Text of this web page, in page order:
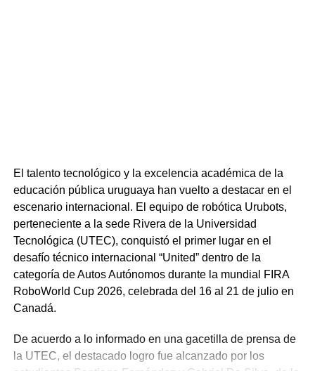
El talento tecnológico y la excelencia académica de la
educación pública uruguaya han vuelto a destacar en el
escenario internacional. El equipo de robótica Urubots,
perteneciente a la sede Rivera de la Universidad
Tecnológica (UTEC), conquistó el primer lugar en el
desafío técnico internacional “United” dentro de la
categoría de Autos Autónomos durante la mundial FIRA
RoboWorld Cup 2026, celebrada del 16 al 21 de julio en
Canadá.
De acuerdo a lo informado en una gacetilla de prensa de
la UTEC, el destacado logro fue alcanzado por los